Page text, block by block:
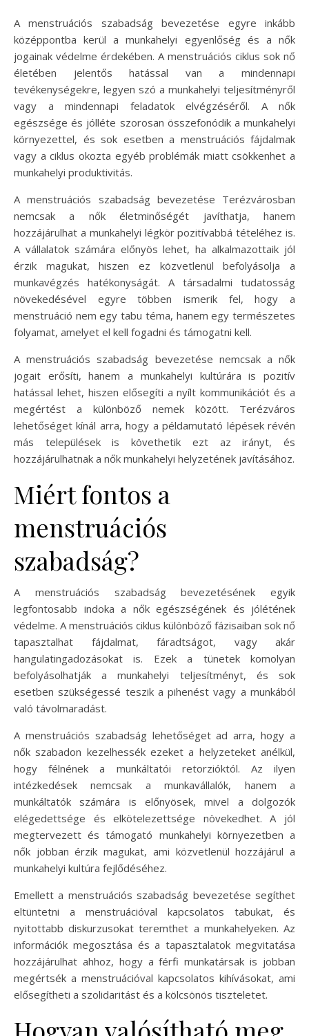
A menstruációs szabadság bevezetése egyre inkább
középpontba kerül a munkahelyi egyenlőség és a nők
jogainak védelme érdekében. A menstruációs ciklus sok nő
életében jelentős hatással van a mindennapi
tevékenységekre, legyen szó a munkahelyi teljesítményről
vagy a mindennapi feladatok elvégzéséről. A nők
egészsége és jólléte szorosan összefonódik a munkahelyi
környezettel, és sok esetben a menstruációs fájdalmak
vagy a ciklus okozta egyéb problémák miatt csökkenhet a
munkahelyi produktivitás.
A menstruációs szabadság bevezetése Terézvárosban
nemcsak a nők életminőségét javíthatja, hanem
hozzájárulhat a munkahelyi légkör pozitívabbá tételéhez is.
A vállalatok számára előnyös lehet, ha alkalmazottaik jól
érzik magukat, hiszen ez közvetlenül befolyásolja a
munkavégzés hatékonyságát. A társadalmi tudatosság
növekedésével egyre többen ismerik fel, hogy a
menstruáció nem egy tabu téma, hanem egy természetes
folyamat, amelyet el kell fogadni és támogatni kell.
A menstruációs szabadság bevezetése nemcsak a nők
jogait erősíti, hanem a munkahelyi kultúrára is pozitív
hatással lehet, hiszen elősegíti a nyílt kommunikációt és a
megértést a különböző nemek között. Terézváros
lehetőséget kínál arra, hogy a példamutató lépések révén
más települések is követhetik ezt az irányt, és
hozzájárulhatnak a nők munkahelyi helyzetének javításához.
Miért fontos a
menstruációs
szabadság?
A menstruációs szabadság bevezetésének egyik
legfontosabb indoka a nők egészségének és jólétének
védelme. A menstruációs ciklus különböző fázisaiban sok nő
tapasztalhat fájdalmat, fáradtságot, vagy akár
hangulatingadozásokat is. Ezek a tünetek komolyan
befolyásolhatják a munkahelyi teljesítményt, és sok
esetben szükségessé teszik a pihenést vagy a munkából
való távolmaradást.
A menstruációs szabadság lehetőséget ad arra, hogy a
nők szabadon kezelhessék ezeket a helyzeteket anélkül,
hogy félnének a munkáltatói retorzióktól. Az ilyen
intézkedések nemcsak a munkavállalók, hanem a
munkáltatók számára is előnyösek, mivel a dolgozók
elégedettsége és elkötelezettsége növekedhet. A jól
megtervezett és támogató munkahelyi környezetben a
nők jobban érzik magukat, ami közvetlenül hozzájárul a
munkahelyi kultúra fejlődéséhez.
Emellett a menstruációs szabadság bevezetése segíthet
eltüntetni a menstruációval kapcsolatos tabukat, és
nyitottabb diskurzusokat teremthet a munkahelyeken. Az
információk megosztása és a tapasztalatok megvitatása
hozzájárulhat ahhoz, hogy a férfi munkatársak is jobban
megértsék a menstruációval kapcsolatos kihívásokat, ami
elősegítheti a szolidaritást és a kölcsönös tiszteletet.